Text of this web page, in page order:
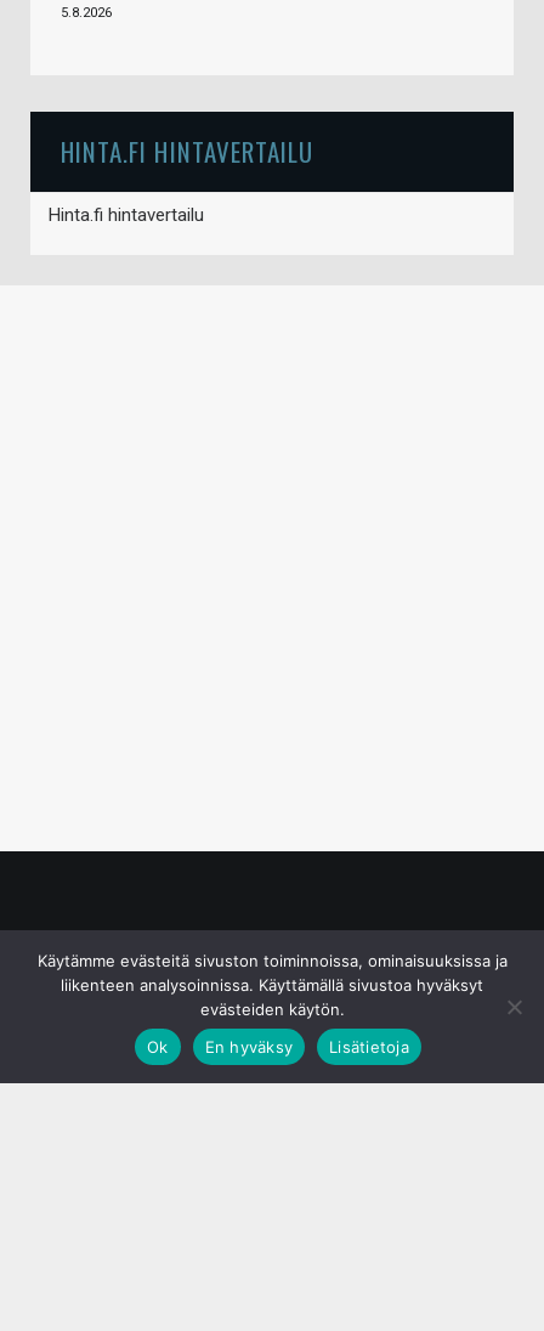
5.8.2026
HINTA.FI HINTAVERTAILU
Hinta.fi hintavertailu
Käytämme evästeitä sivuston toiminnoissa, ominaisuuksissa ja
liikenteen analysoinnissa. Käyttämällä sivustoa hyväksyt
evästeiden käytön.
Ok
En hyväksy Lisätietoja